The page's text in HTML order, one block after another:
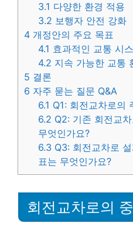
3.1 다양한 환경 적용
3.2 보행자 안전 강화
4 개정안의 주요 목표
4.1 효과적인 교통 시
4.2 지속 가능한 교통
5 결론
6 자주 묻는 질문 Q&A
6.1 Q1: 회전교차로의
6.2 Q2: 기존 회전교
무엇인가요?
6.3 Q3: 회전교차로
표는 무엇인가요?
회전교차로의